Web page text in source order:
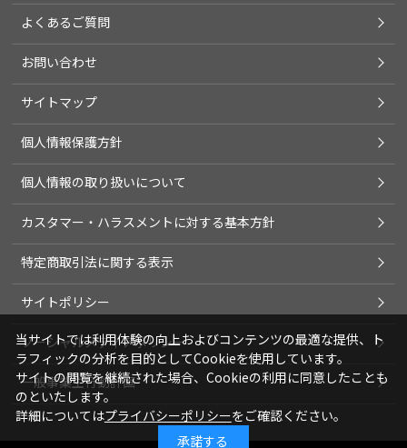
よくあるご質問
お問い合わせ
サイトマップ
個人情報保護方針
個人情報の取り扱いについて
カスタマー・ハラスメントに対する基本方針
特定商取引法に関する表示
サイトポリシー
ソーシャルメディアポリシー
一般事業主行動計画
当サイトでは利用体験の向上およびコンテンツの最適な提供、ト
ラフィックの分析を目的としてCookieを使用しています。
サイトの閲覧を継続された場合、Cookieの利用に同意したことも
のといたします。
詳細についてはプライバシーポリシーをご確認ください。
承諾する